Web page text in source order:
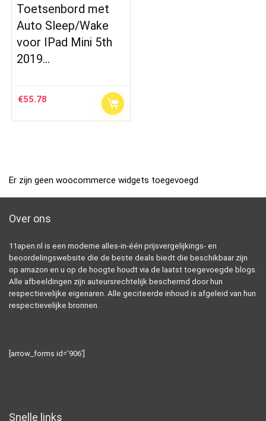
Toetsenbord met
Auto Sleep/Wake
voor IPad Mini 5th
2019…
€55.78
Er zijn geen woocommerce widgets toegevoegd
Over ons
11apen.nl is een moderne alles-in-één prijsvergelijkings- en
beoordelingswebsite die de beste deals biedt die beschikbaar zijn
op amazon en u op de hoogte houdt via de laatst toegevoegde blogs.
Alle afbeeldingen zijn auteursrechtelijk beschermd door hun
respectievelijke eigenaren. Alle geciteerde inhoud is afgeleid van hun
respectievelijke bronnen.
[arrow_forms id=’906′]
Snelle links